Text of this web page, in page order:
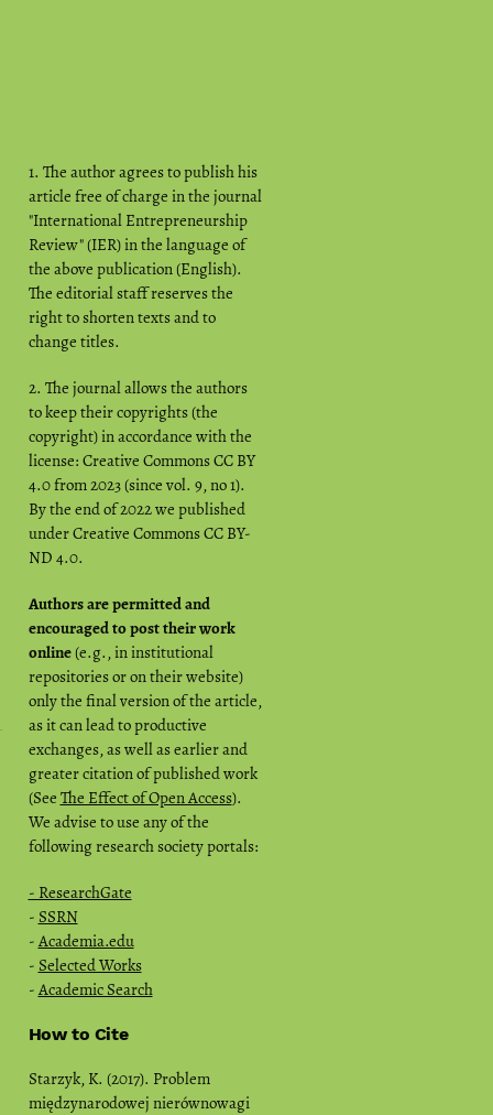
1. The author agrees to publish his
article free of charge in the journal
"International Entrepreneurship
Review" (IER) in the language of
the above publication (English).
The editorial staff reserves the
right to shorten texts and to
change titles.
2. The journal allows the authors
to keep their copyrights (the
copyright) in accordance with the
license: Creative Commons CC BY
4.0 from 2023 (since vol. 9, no 1).
By the end of 2022 we published
under Creative Commons CC BY-
ND 4.0.
Authors are permitted and
encouraged to post their work
online(e.g., in institutional
repositories or on their website)
only the final version of the article,
as it can lead to productive
exchanges, as well as earlier and
greater citation of published work
(See The Effect of Open Access).
We advise to use any of the
following research society portals:
- ResearchGate
- SSRN
- Academia.edu
- Selected Works
- Academic Search
How to Cite
Starzyk, K. (2017). Problem
międzynarodowej nierównowagi